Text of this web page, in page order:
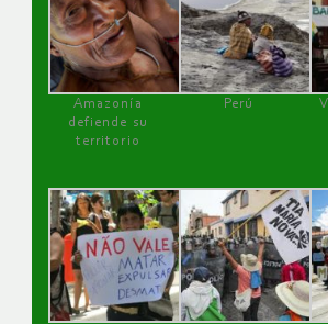
Amazonía
defiende su
territorio
Perú